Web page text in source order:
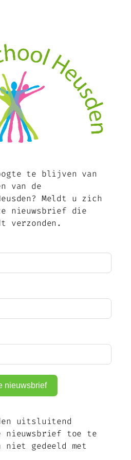
te blijven van
van de
Meldt u zich
nieuwsbrief die
verzonden.
nieuwsbrief
uitsluitend
nieuwsbrief toe te
niet gedeeld met